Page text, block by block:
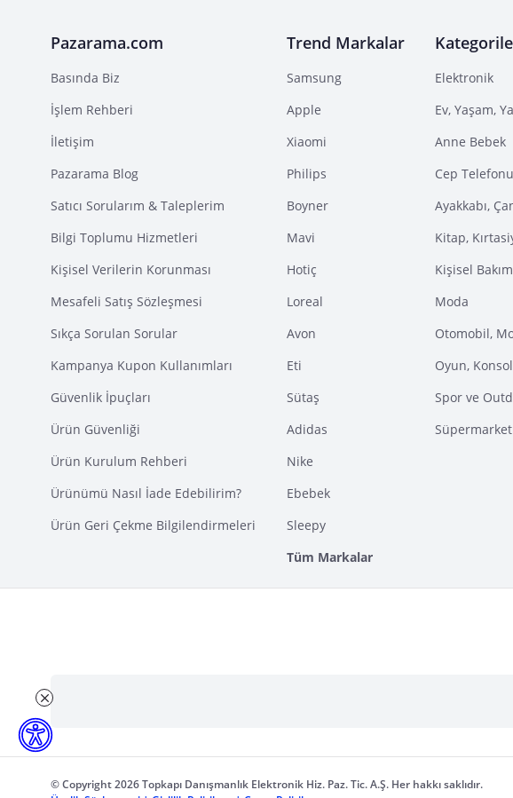
Pazarama.com
Basında Biz
İşlem Rehberi
İletişim
Pazarama Blog
Satıcı Sorularım & Taleplerim
Bilgi Toplumu Hizmetleri
Kişisel Verilerin Korunması
Mesafeli Satış Sözleşmesi
Sıkça Sorulan Sorular
Kampanya Kupon Kullanımları
Güvenlik İpuçları
Ürün Güvenliği
Ürün Kurulum Rehberi
Ürünümü Nasıl İade Edebilirim?
Ürün Geri Çekme Bilgilendirmeleri
Trend Markalar
Samsung
Apple
Xiaomi
Philips
Boyner
Mavi
Hotiç
Loreal
Avon
Eti
Sütaş
Adidas
Nike
Ebebek
Sleepy
Tüm Markalar
Elektronik
Ev, Yaşam,
Anne Bebek
Cep
Ayakkabı,
Kitap,
Kişisel
Moda
Otomobil,
Oyun,
Spor ve
Süpermarket
© Copyright 2026 Topkapı Danışmanlık Elektronik Hiz. Paz. Tic. A.Ş. Her hakkı saklıdır.